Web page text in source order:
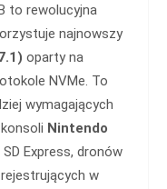
to rewolucyjna
najnowszy
oparty na
NVMe. To
wymagających
Nintendo
Express, dronów
w